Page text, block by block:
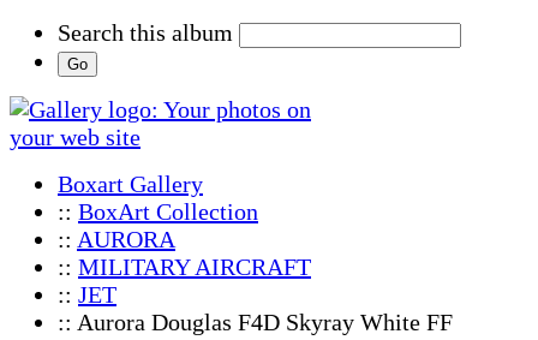
Search this album
Boxart Gallery
:: BoxArt Collection
:: AURORA
:: MILITARY AIRCRAFT
:: JET
:: Aurora Douglas F4D Skyray White FF